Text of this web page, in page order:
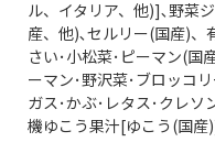
ル、イタリア、他)]､野菜
産、他)､セルリー(国産)、
さい･小松菜･ピーマン(国
ーマン･野沢菜･ブロッコ
ガス･かぶ･レタス･クレ
機ゆこう果汁[ゆこう(国産